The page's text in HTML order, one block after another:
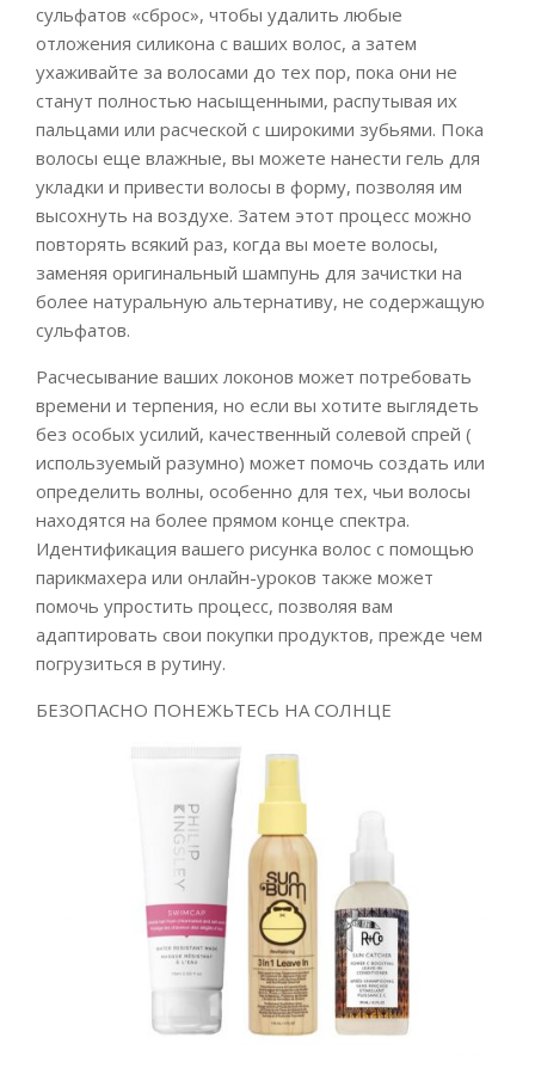
сульфатов «сброс», чтобы удалить любые
отложения силикона с ваших волос, а затем
ухаживайте за волосами до тех пор, пока они не
станут полностью насыщенными, распутывая их
пальцами или расческой с широкими зубьями. Пока
волосы еще влажные, вы можете нанести гель для
укладки и привести волосы в форму, позволяя им
высохнуть на воздухе. Затем этот процесс можно
повторять всякий раз, когда вы моете волосы,
заменяя оригинальный шампунь для зачистки на
более натуральную альтернативу, не содержащую
сульфатов.
Расчесывание ваших локонов может потребовать
времени и терпения, но если вы хотите выглядеть
без особых усилий, качественный солевой спрей (
используемый разумно) может помочь создать или
определить волны, особенно для тех, чьи волосы
находятся на более прямом конце спектра.
Идентификация вашего рисунка волос с помощью
парикмахера или онлайн-уроков также может
помочь упростить процесс, позволяя вам
адаптировать свои покупки продуктов, прежде чем
погрузиться в рутину.
БЕЗОПАСНО ПОНЕЖЬТЕСЬ НА СОЛНЦЕ